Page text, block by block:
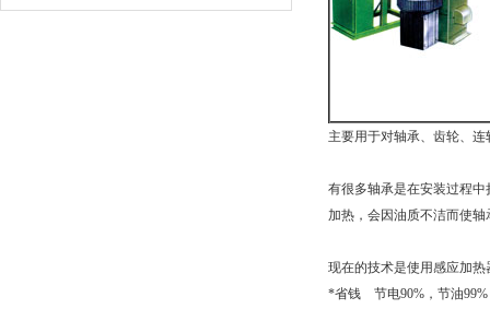
主要用于对轴承、齿轮、
有很多轴承是在安装过程
加热，会因油质不洁而使
现在的技术是使用感应加
*省钱 节电90%，节油